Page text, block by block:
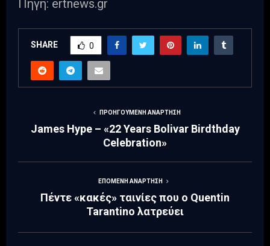
Πηγή: ertnews.gr
SHARE 0
ΠΡΟΗΓΟΎΜΕΝΗ ΑΝΆΡΤΗΣΗ
James Hype – «22 Years Bolivar Birdthday
Celebration»
ΕΠΌΜΕΝΗ ΑΝΆΡΤΗΣΗ
Πέντε «κακές» ταινίες που ο Quentin
Tarantino λατρεύει